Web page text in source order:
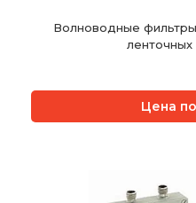
Волноводные
Цена